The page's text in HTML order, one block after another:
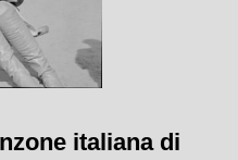
italiana di